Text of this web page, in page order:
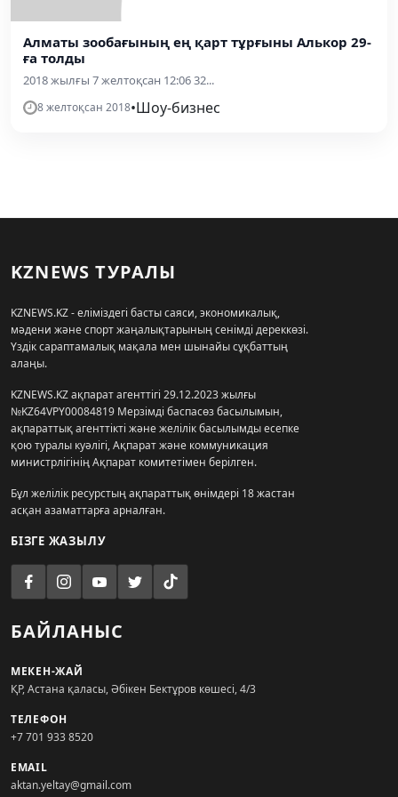
Алматы зообағының ең қарт тұрғыны Алькор 29-
ға толды
2018 жылғы 7 желтоқсан 12:06 32...
8 желтоқсан 2018•Шоу-бизнес
KZNEWS ТУРАЛЫ
KZNEWS.KZ - еліміздегі басты саяси, экономикалық,
мәдени және спорт жаңалықтарының сенімді дереккөзі.
Үздік сараптамалық мақала мен шынайы сұқбаттың
алаңы.
KZNEWS.KZ ақпарат агенттігі 29.12.2023 жылғы
№KZ64VPY00084819 Мерзімді баспасөз басылымын,
ақпараттық агенттікті және желілік басылымды есепке
қою туралы куәлігі, Ақпарат және коммуникация
министрлігінің Ақпарат комитетімен берілген.
Бұл желілік ресурстың ақпараттық өнімдері 18 жастан
асқан азаматтарға арналған.
БІЗГЕ ЖАЗЫЛУ
БАЙЛАНЫС
МЕКЕН-ЖАЙ
ҚР, Астана қаласы, Әбікен Бектұров көшесі, 4/3
ТЕЛЕФОН
+7 701 933 8520
EMAIL
aktan.yeltay@gmail.com